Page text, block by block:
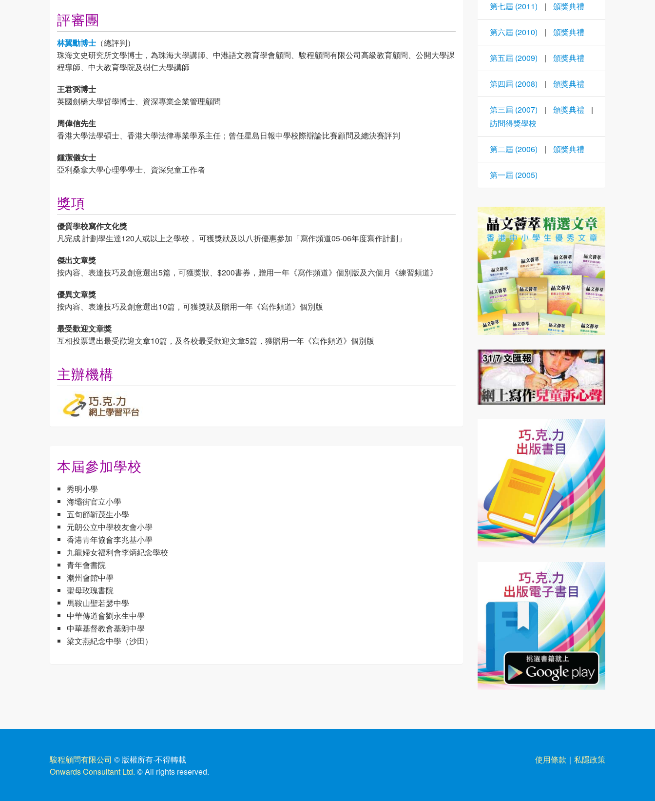
評審團
林翼勳博士 （總評判）
珠海文史研究所文學博士，為珠海大學講師、中港語文教育學會顧問、駿程顧問有限公司高級教育顧問、公開大學課
程導師、中大教育學院及樹仁大學講師
王君弼博士
英國劍橋大學哲學博士、資深專業企業管理顧問
周偉信先生
香港大學法學碩士、香港大學法律專業學系主任；曾任星島日報中學校際辯論比賽顧問及總決賽評判
鍾潔儀女士
亞利桑拿大學心理學學士、資深兒童工作者
獎項
優質學校寫作文化獎
凡完成 計劃學生達120人或以上之學校， 可獲獎狀及以八折優惠參加「寫作頻道05-06年度寫作計劃」
傑出文章獎
按內容、表達技巧及創意選出5篇，可獲獎狀、$200書券，贈用一年《寫作頻道》個別版及六個月《練習頻道》
優異文章獎
按內容、表達技巧及創意選出10篇，可獲獎狀及贈用一年《寫作頻道》個別版
最受歡迎文章獎
互相投票選出最受歡迎文章10篇，及各校最受歡迎文章5篇，獲贈用一年《寫作頻道》個別版
主辦機構
本屆參加學校
秀明小學
海壩街官立小學
五旬節靳茂生小學
元朗公立中學校友會小學
香港青年協會李兆基小學
九龍婦女福利會李炳紀念學校
青年會書院
潮州會館中學
聖母玫瑰書院
馬鞍山聖若瑟中學
中華傳道會劉永生中學
中華基督教會基朗中學
梁文燕紀念中學（沙田）
第七屆 (2011) | 頒獎典禮
第六屆 (2010) | 頒獎典禮
第五屆 (2009) | 頒獎典禮
第四屆 (2008) | 頒獎典禮
第三屆 (2007) | 頒獎典禮
|
訪問得獎學校
第二屆 (2006) | 頒獎典禮
第一屆 (2005)
駿程顧問有限公司 © 版權所有·不得轉載
Onwards Consultant Ltd. © All rights reserved.
使用條款 ｜ 私隱政策